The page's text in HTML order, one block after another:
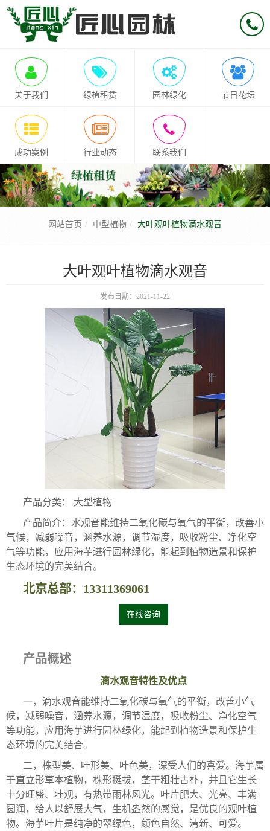
关于我们 绿植租赁 园林绿化 节日花坛
成功案例 行业动态 联系我们
网站首页 中型植物 大叶观叶植物滴水观音
大叶观叶植物滴水观音
发布日期：2021-11-22
产品分类： 大型植物
产品简介：水观音能维持二氧化碳与氧气的平衡，改善小
气候，减弱噪音，涵养水源，调节湿度，吸收粉尘、净化空
气等功能，应用海芋进行园林绿化，能起到植物造景和保护
生态环境的完美结合。
北京总部：13311369061
在线咨询
产品概述
滴水观音特性及优点
一，滴水观音能维持二氧化碳与氧气的平衡，改善小气
候，减弱噪音，涵养水源，调节湿度，吸收粉尘、净化空气
等功能，应用海芋进行园林绿化，能起到植物造景和保护生
态环境的完美结合。
二，株型美、叶形美、叶色美，深受人们的喜爱。海芋属
于直立形草本植物，株形挺拔，茎干粗壮古朴，并且它生长
十分旺盛、壮观，有热带雨林风光。叶片肥大、光亮、丰满
圆润，给人以舒展大气，生机盎然的感觉，是优良的观叶植
物。海芋叶片是纯净的翠绿色，颜色自然、清新、可爱。